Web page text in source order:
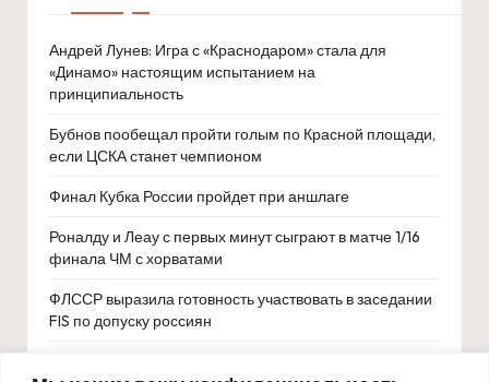
Андрей Лунев: Игра с «Краснодаром» стала для
«Динамо» настоящим испытанием на
принципиальность
Бубнов пообещал пройти голым по Красной площади,
если ЦСКА станет чемпионом
Финал Кубка России пройдет при аншлаге
Роналду и Леау с первых минут сыграют в матче 1/16
финала ЧМ с хорватами
ФЛССР выразила готовность участвовать в заседании
FIS по допуску россиян